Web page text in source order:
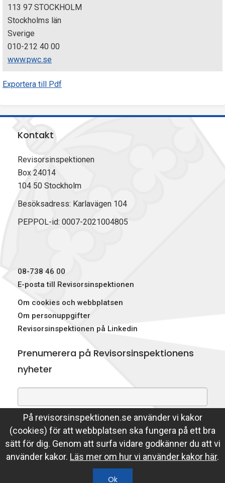
113 97 STOCKHOLM
Stockholms län
Sverige
010-212 40 00
www.pwc.se
Exportera till Pdf
På revisorsinspektionen.se använder vi kakor
(cookies) för att webbplatsen ska fungera på ett bra
sätt för dig. Genom att surfa vidare godkänner du att vi
använder kakor. Läs mer om hur vi använder kakor här.
Kontakt
Revisorsinspektionen
Box 24014
104 50 Stockholm
Besöksadress: Karlavägen 104
PEPPOL-id: 0007-2021004805
08-738 46 00
E-posta till Revisorsinspektionen
Om cookies och webbplatsen
Om personuppgifter
Revisorsinspektionen på Linkedin
Prenumerera på Revisorsinspektionens
nyheter
Genom att prenumerera på nyheter godkänner du att
Revisorsinspektionen lagrar din e-postadress.
Läs mer